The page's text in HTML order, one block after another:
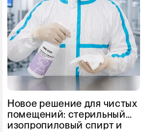
Новое решение для чистых
помещений: стерильный
изопропиловый спирт и